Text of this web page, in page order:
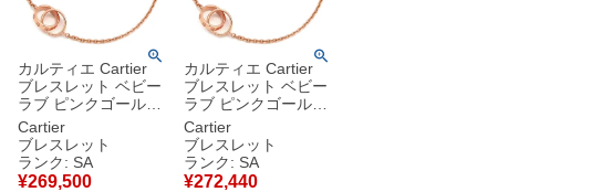
カルティエ Cartier
ブレスレット ベビー
ラブ ピンクゴールド
750 18金 PG RG ロ
ーズゴールド
B6027000 【中古】
新品同様品
Cartier
ブレスレット
ランク: SA
¥269,500
カルティエ Cartier
ブレスレット ベビー
ラブ ピンクゴールド
Love Au750 18K 18
金 PG RG ローズゴ
ールド B6027000
【中古】新品同様品
Cartier
ブレスレット
ランク: SA
¥272,440